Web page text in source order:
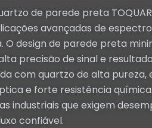
de parede preta
avançadas de
O design de parede preta
precisão de sinal e
com quartzo de alta pureza,
e forte resistência
industriais que exigem
confiável.